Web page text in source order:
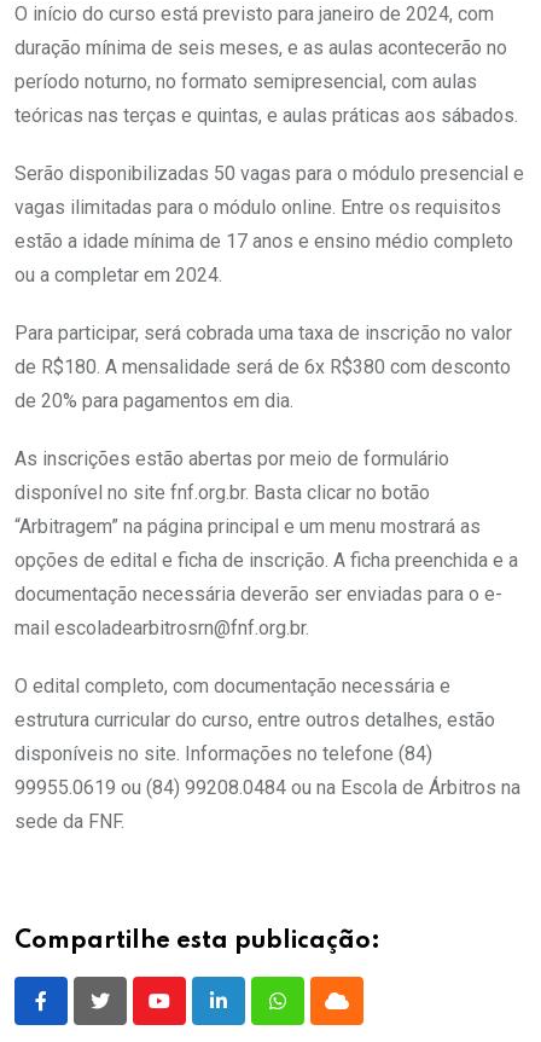
O início do curso está previsto para janeiro de 2024, com
duração mínima de seis meses, e as aulas acontecerão no
período noturno, no formato semipresencial, com aulas
teóricas nas terças e quintas, e aulas práticas aos sábados.
Serão disponibilizadas 50 vagas para o módulo presencial e
vagas ilimitadas para o módulo online. Entre os requisitos
estão a idade mínima de 17 anos e ensino médio completo
ou a completar em 2024.
Para participar, será cobrada uma taxa de inscrição no valor
de R$180. A mensalidade será de 6x R$380 com desconto
de 20% para pagamentos em dia.
As inscrições estão abertas por meio de formulário
disponível no site fnf.org.br. Basta clicar no botão
“Arbitragem” na página principal e um menu mostrará as
opções de edital e ficha de inscrição. A ficha preenchida e a
documentação necessária deverão ser enviadas para o e-
mail escoladearbitrosrn@fnf.org.br.
O edital completo, com documentação necessária e
estrutura curricular do curso, entre outros detalhes, estão
disponíveis no site. Informações no telefone (84)
99955.0619 ou (84) 99208.0484 ou na Escola de Árbitros na
sede da FNF.
Compartilhe esta publicação:
YoutubeLinkedInWhatsappCloud